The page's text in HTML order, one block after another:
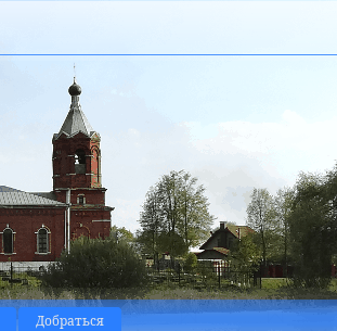
Добраться